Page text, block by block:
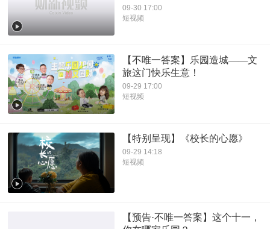
09-30 17:00
短视频
【不唯一答案】乐园造城——文
旅这门快乐生意！
09-29 17:00
短视频
【特别呈现】《校长的心愿》
09-29 14:18
短视频
【预告·不唯一答案】这个十一，